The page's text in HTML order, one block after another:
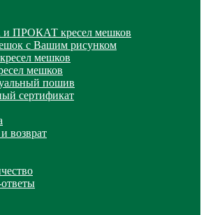
ПРОКАТ кресел мешков
с Вашим рисунком
мешков
мешков
пошив
сертификат
возврат